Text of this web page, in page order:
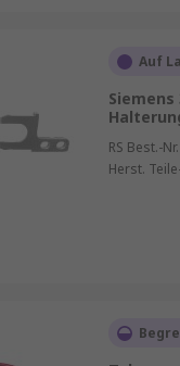
Platten
spielt
wie
Auf
Siemens
RS Best.-Nr.
Herst.